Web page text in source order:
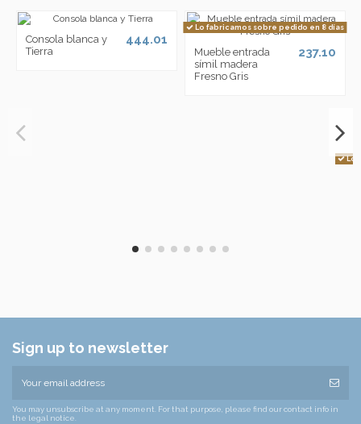
Consola blanca y
Tierra
444.01
Lo fabricamos sobre pedido en 8 días
Mueble entrada
símil madera
Fresno Gris
237.10
Lo
Sign up to newsletter
You may unsubscribe at any moment. For that purpose, please find our contact info in
the legal notice.